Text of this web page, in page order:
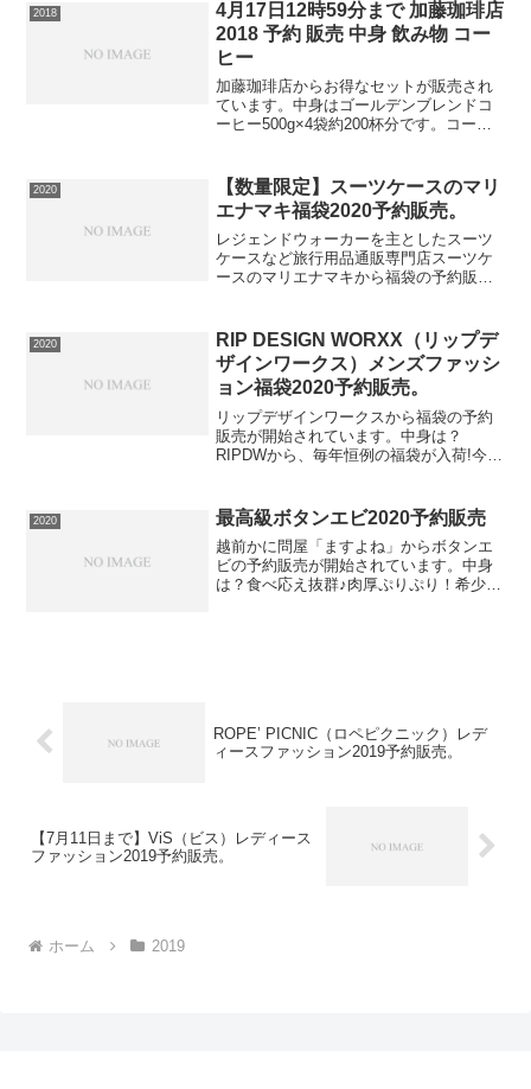
てみるこのセットは送料無料ですので必
ず手に入れたい人は早...
2018
4月17日12時59分まで 加藤珈琲店
2018 予約 販売 中身 飲み物 コー
ヒー
加藤珈琲店からお得なセットが販売され
ています。中身はゴールデンブレンドコ
ーヒー500g×4袋約200杯分です。コーヒ
マイルド、コクと甘みと酸味が調和した
味わいです。⇒...
2020
【数量限定】スーツケースのマリ
エナマキ福袋2020予約販売。
レジェンドウォーカーを主としたスーツ
ケースなど旅行用品通販専門店スーツケ
ースのマリエナマキから福袋の予約販売
円相当が入ったお得な福袋とにかく安く
スーツケース...
2020
RIP DESIGN WORXX（リップデ
ザインワークス）メンズファッシ
ョン福袋2020予約販売。
リップデザインワークスから福袋の予約
販売が開始されています。中身は？
RIPDWから、毎年恒例の福袋が入荷!今年
特別商品「MASTER LOGOパーカー(裏起
毛)...
2020 最高級ボタンエビ2020予約販売
越前かに問屋「ますよね」からボタンエ
ビの予約販売が開始されています。中身
は？食べ応え抜群♪肉厚ぷりぷり！希少な
ROPE’ PICNIC（ロペピクニック）レデ
ィースファッション2019予約販売。
【7月11日まで】ViS（ビス）レディース
ファッション2019予約販売。
ホーム 2019